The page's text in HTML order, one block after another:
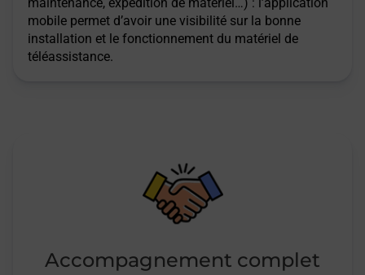
mobile permet d’avoir une visibilité sur la bonne
installation et le fonctionnement du matériel de
téléassistance.
Accompagnement complet